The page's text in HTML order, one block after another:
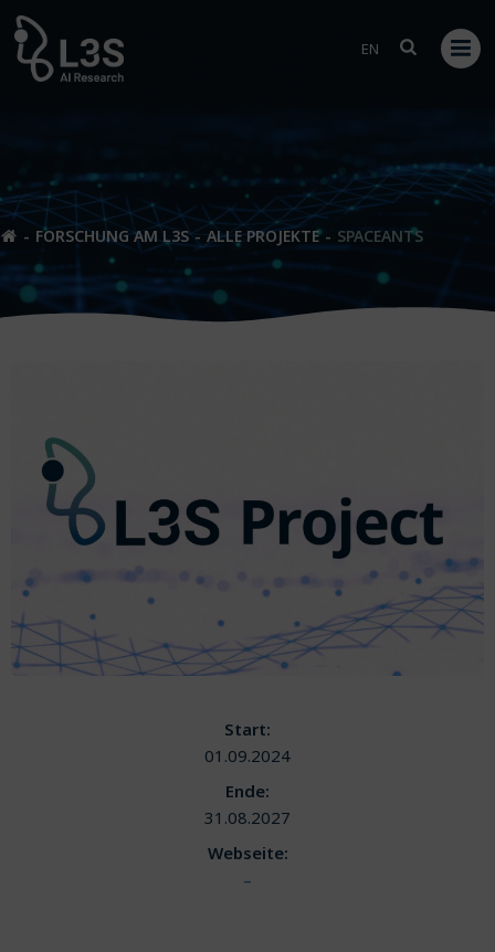
EN
FORSCHUNG AM L3S ALLE PROJEKTE SPACEANTS
Start:
01.09.2024
Ende:
31.08.2027
Webseite:
–